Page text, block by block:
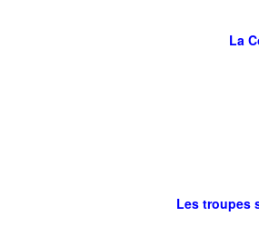
La
Les troupes